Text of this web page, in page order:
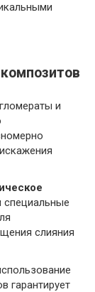
и
специальные
слияния
гарантирует